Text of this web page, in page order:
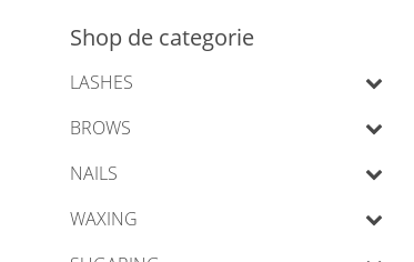
Shop de categorie
LASHES
BROWS
NAILS
WAXING